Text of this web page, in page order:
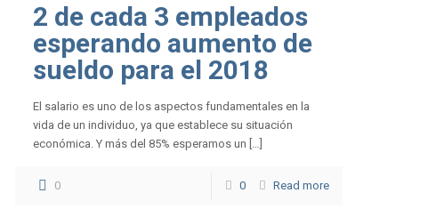
2 de cada 3 empleados
esperando aumento de
sueldo para el 2018
El salario es uno de los aspectos fundamentales en la
vida de un individuo, ya que establece su situación
económica. Y más del 85% esperamos un […]
0 0 Read more